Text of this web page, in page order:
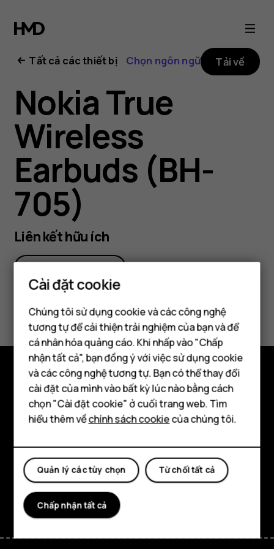
Nokia
True
Wireless
Earbuds
user
guide
Điện thoại thông minh
Điện thoại phổ thông
Máy tính bảng
Tất cả các thiết bị Chọn ngôn ngữ Tải về
Nokia True
Wireless
Earbuds (BH-
705)
Liên kết hữu ích
Bảo hành sản phẩm
Khám phá
Giới thiệu
Hỗ trợ
FacebookInstagram
TiktokYoutube
Cài đặt cookie
Chúng tôi sử dụng cookie và các công nghệ
tương tự để cải thiện trải nghiệm của bạn và để
cá nhân hóa quảng cáo. Khi nhấp vào "Chấp
nhận tất cả", bạn đồng ý với việc sử dụng cookie
và các công nghệ tương tự. Bạn có thể thay đổi
cài đặt của mình vào bất kỳ lúc nào bằng cách
chọn "Cài đặt cookie" ở cuối trang web. Tìm
hiểu thêm vềchính sách cookiecủa chúng tôi.
Từ chối tất cả
Quản lý các tùy chọn
Chấp nhận tất cả